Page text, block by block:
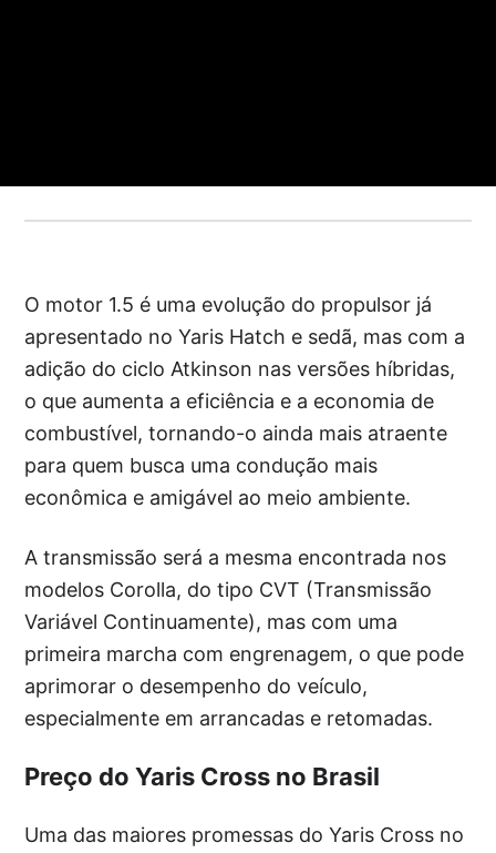
O motor 1.5 é uma evolução do propulsor já
apresentado no Yaris Hatch e sedã, mas com a
adição do ciclo Atkinson nas versões híbridas,
o que aumenta a eficiência e a economia de
combustível, tornando-o ainda mais atraente
para quem busca uma condução mais
econômica e amigável ao meio ambiente.
A transmissão será a mesma encontrada nos
modelos Corolla, do tipo CVT (Transmissão
Variável Continuamente), mas com uma
primeira marcha com engrenagem, o que pode
aprimorar o desempenho do veículo,
especialmente em arrancadas e retomadas.
Preço do Yaris Cross no Brasil
Uma das maiores promessas do Yaris Cross no